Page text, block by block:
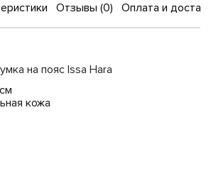
Отзывы (0) Оплата и
на пояс Issa Hara
кожа